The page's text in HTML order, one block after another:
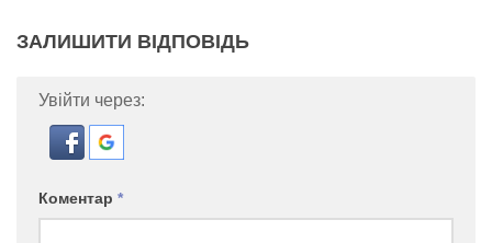
ЗАЛИШИТИ ВІДПОВІДЬ
Увійти через:
Коментар *